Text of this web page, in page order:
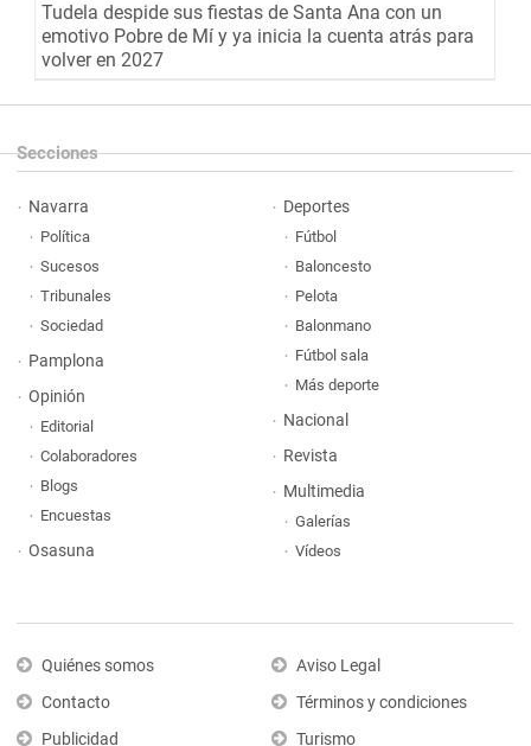
Tudela despide sus fiestas de Santa Ana con un
emotivo Pobre de Mí y ya inicia la cuenta atrás para
volver en 2027
Secciones
Navarra
Política
Sucesos
Tribunales
Sociedad
Pamplona
Opinión
Editorial
Colaboradores
Blogs
Encuestas
Osasuna
Deportes
Fútbol
Baloncesto
Pelota
Balonmano
Fútbol sala
Más deporte
Nacional
Revista
Multimedia
Galerías
Vídeos
Quiénes somos
Contacto
Publicidad
Aviso Legal
Términos y condiciones
Turismo